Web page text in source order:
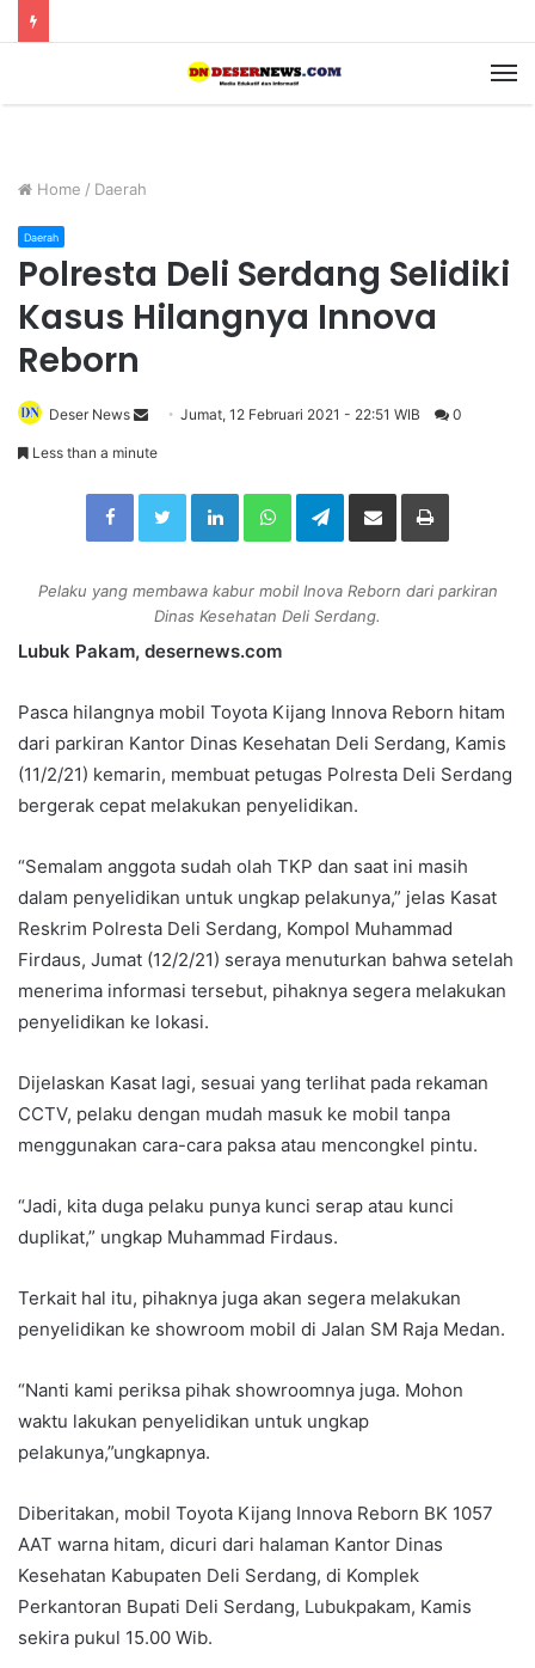
Home / Daerah
Daerah
Polresta Deli Serdang Selidiki
Kasus Hilangnya Innova
Reborn
Deser News
a
e
m
a
Jumat, 12 Februari 2021 - 22:51 WIB 0
Less than a minute
Facebook Twitter LinkedIn WhatsApp Telegram
Pelaku yang membawa kabur mobil Inova Reborn dari parkiran
Dinas Kesehatan Deli Serdang.
Lubuk Pakam, desernews.com
Pasca hilangnya mobil Toyota Kijang Innova Reborn hitam
dari parkiran Kantor Dinas Kesehatan Deli Serdang, Kamis
(11/2/21) kemarin, membuat petugas Polresta Deli Serdang
bergerak cepat melakukan penyelidikan.
“Semalam anggota sudah olah TKP dan saat ini masih
dalam penyelidikan untuk ungkap pelakunya,” jelas Kasat
Reskrim Polresta Deli Serdang, Kompol Muhammad
Firdaus, Jumat (12/2/21) seraya menuturkan bahwa setelah
menerima informasi tersebut, pihaknya segera melakukan
penyelidikan ke lokasi.
Dijelaskan Kasat lagi, sesuai yang terlihat pada rekaman
CCTV, pelaku dengan mudah masuk ke mobil tanpa
menggunakan cara-cara paksa atau mencongkel pintu.
“Jadi, kita duga pelaku punya kunci serap atau kunci
duplikat,” ungkap Muhammad Firdaus.
Terkait hal itu, pihaknya juga akan segera melakukan
penyelidikan ke showroom mobil di Jalan SM Raja Medan.
“Nanti kami periksa pihak showroomnya juga. Mohon
waktu lakukan penyelidikan untuk ungkap
pelakunya,”ungkapnya.
Diberitakan, mobil Toyota Kijang Innova Reborn BK 1057
AAT warna hitam, dicuri dari halaman Kantor Dinas
Kesehatan Kabupaten Deli Serdang, di Komplek
Perkantoran Bupati Deli Serdang, Lubukpakam, Kamis
sekira pukul 15.00 Wib.